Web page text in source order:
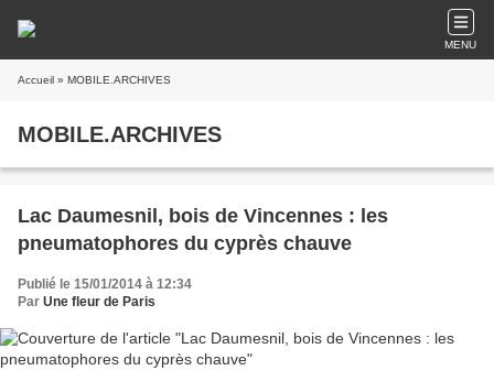
MENU
Accueil » MOBILE.ARCHIVES
MOBILE.ARCHIVES
Lac Daumesnil, bois de Vincennes : les
pneumatophores du cyprès chauve
Publié le 15/01/2014 à 12:34
Par Une fleur de Paris